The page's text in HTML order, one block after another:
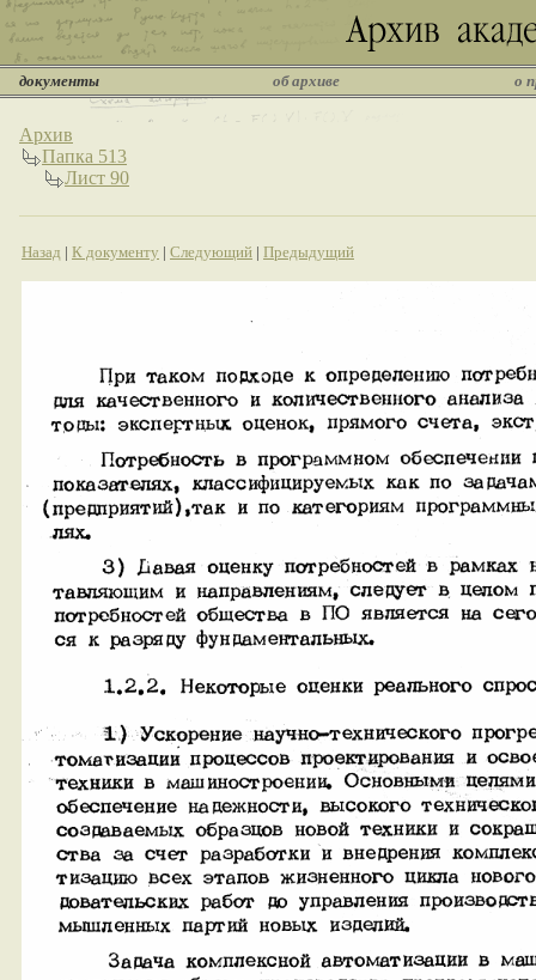
документы об архиве о
Архив
Папка 513
Лист 90
Назад | К документу | Следующий | Предыдущий